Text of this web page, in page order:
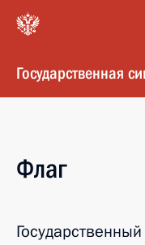
Государственная
Флаг